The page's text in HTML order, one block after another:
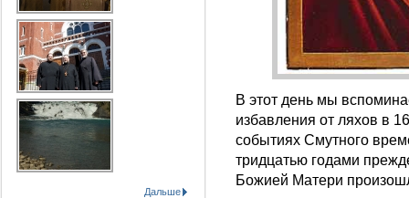
В этот день мы
избавления от ляхов в
событиях Смутного
тридцатью годами
Божией Матери
Дальше